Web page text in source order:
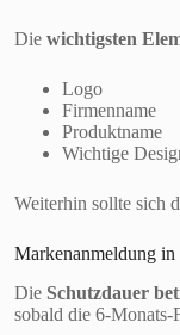
Die wichtigsten
Logo
Firmenname
Produktname
Wichtige
Weiterhin sollte sich
Markenanmeldung in
Die Schutzdauer
sobald die 6-Monats-